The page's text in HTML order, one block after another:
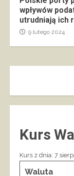
wpływów
utrudniają ich
9 lutego 2024
Kurs
Kurs z dnia: 7
Waluta